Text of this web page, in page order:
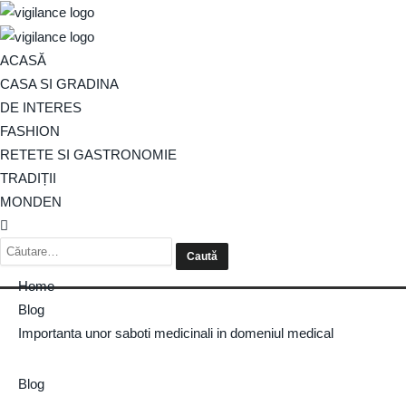
ACASĂ
CASA SI GRADINA
DE INTERES
FASHION
RETETE SI GASTRONOMIE
TRADIȚII
MONDEN
Home
Blog
Importanta unor saboti medicinali in domeniul medical
Blog